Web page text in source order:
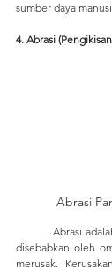
sumber daya
4. Abrasi
Abrasi
disebabkan oleh
merusak.